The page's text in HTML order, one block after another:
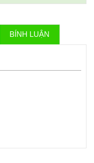
BÍNH LUẬN